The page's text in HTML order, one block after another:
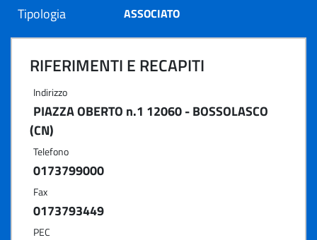
Tipologia ASSOCIATO
RIFERIMENTI E RECAPITI
Indirizzo
PIAZZA OBERTO n.1 12060 - BOSSOLASCO
(CN)
Telefono
0173799000
Fax
0173793449
PEC